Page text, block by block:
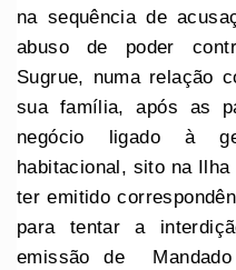
na sequência de
abuso de poder
Sugrue, numa relação
sua família, após as
negócio ligado à
habitacional, sito na
ter emitido
para tentar a
emissão de Mandado